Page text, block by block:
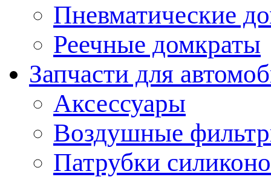
Пневматические
Реечные домкраты
Запчасти для
Аксессуары
Воздушные
Патрубки